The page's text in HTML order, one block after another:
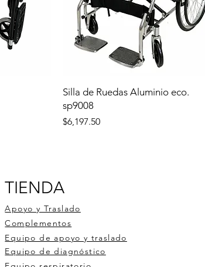
Silla de Ruedas Aluminio eco.
sp9008
Precio
$6,197.50
TIENDA
Apoyo y Traslado
Complementos
Equipo de apoyo y traslado
Equipo de diagnóstico